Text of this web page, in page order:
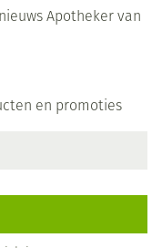
Apotheker van
en promoties